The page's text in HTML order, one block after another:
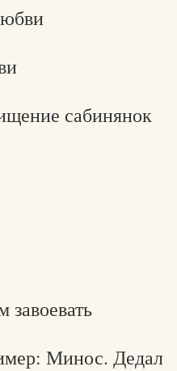
сабинянок
завоевать
Минос. Дедал